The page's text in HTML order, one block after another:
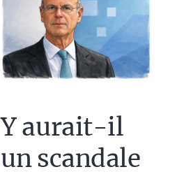
Y aurait-il
un scandale